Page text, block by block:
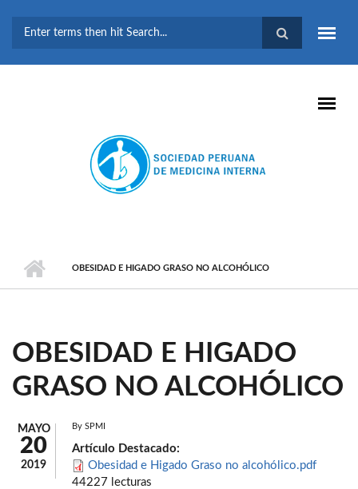
BÚSQUEDA
OBESIDAD E HIGADO GRASO NO ALCOHÓLICO
OBESIDAD E HIGADO
GRASO NO ALCOHÓLICO
MAYO
20
2019
By SPMI
Artículo Destacado:
Obesidad e Higado Graso no alcohólico.pdf
44227 lecturas